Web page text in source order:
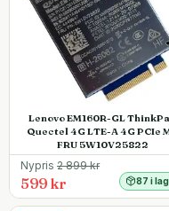
Lenovo EM160R-GL
Quectel 4G LTE-A 4G PCIe
FRU 5W10V25822
Nypris 2 899kr
599 kr 87 i